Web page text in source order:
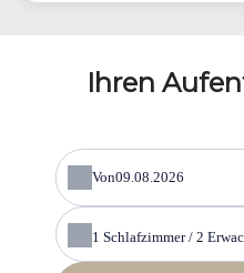
Ihren
Von
1 Schlafzimmer / 2